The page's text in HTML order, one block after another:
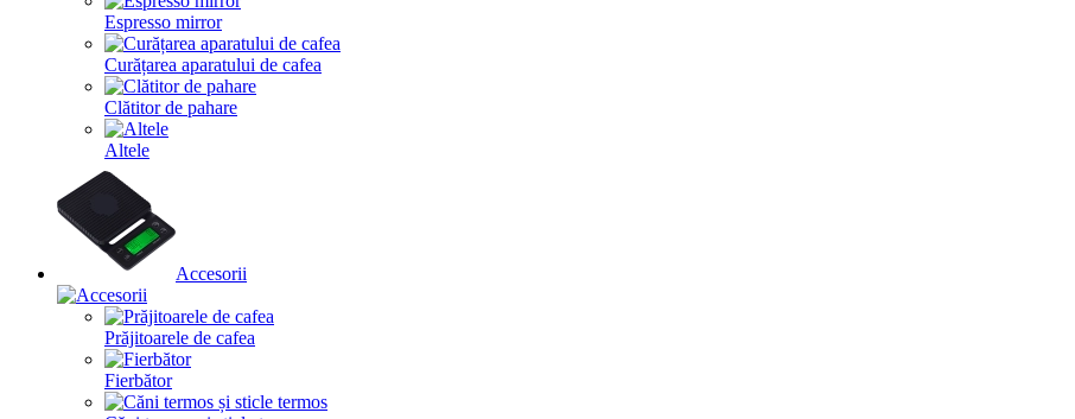
Espresso mirror
Curățarea aparatului de cafea
Clătitor de pahare
Altele
Accesorii
Prăjitoarele de cafea
Fierbător